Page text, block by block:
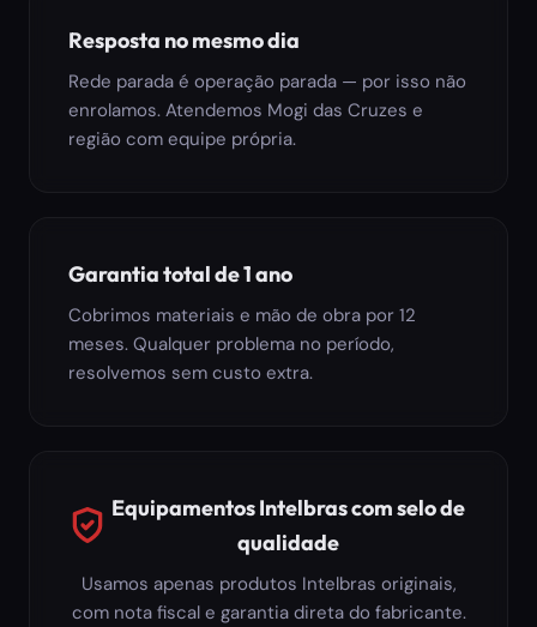
Resposta no mesmo dia
Rede parada é operação parada — por isso não
enrolamos. Atendemos Mogi das Cruzes e
região com equipe própria.
Garantia total de 1 ano
Cobrimos materiais e mão de obra por 12
meses. Qualquer problema no período,
resolvemos sem custo extra.
Equipamentos Intelbras com selo de
qualidade
Usamos apenas produtos Intelbras originais,
com nota fiscal e garantia direta do fabricante.